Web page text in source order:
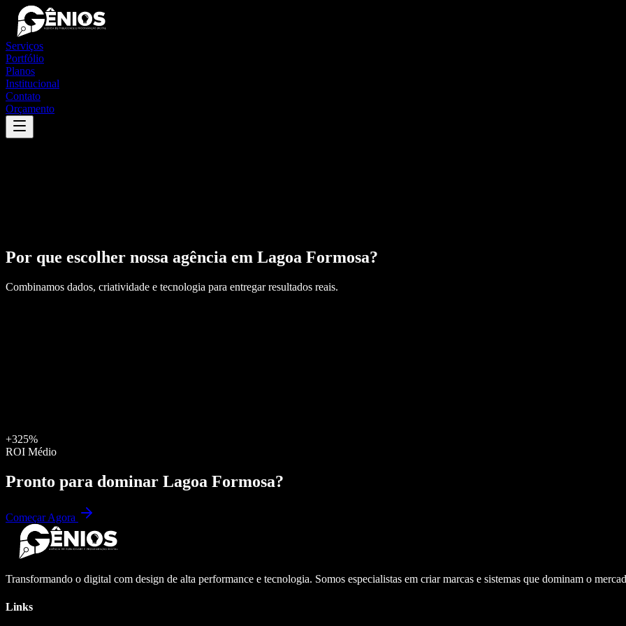
Serviços
Portfólio
Planos
Institucional
Contato
Orçamento
Por que escolher nossa agência em Lagoa Formosa?
Combinamos dados, criatividade e tecnologia para entregar resultados reais.
+325%
ROI Médio
Pronto para dominar Lagoa Formosa?
Começar Agora
Transformando o digital com design de alta performance e tecnologia. Somos especialistas em criar marcas e sistemas que dominam o
Links